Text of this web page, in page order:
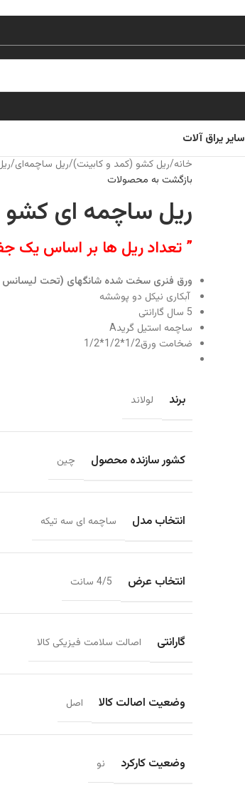
سایر یراق آلات
خانه/ریل کشو (کمد و کابینت)/ریل ساچمه‌ای/
بازگشت به محصولات
ریل ساچمه ای کشو
” تعداد ریل ها بر اساس یک
ورق فنری سخت شده شانگهای (تحت لیسانس
آبکاری نیکل دو پوششه
5 سال گارانتی
ساچمه استیل گریدA
ضخامت ورق1/2*1/2*1/2
برند لولاند
کشور سازنده محصول چین
انتخاب مدل ساچمه ای سه تیکه
انتخاب عرض 4/5 سانت
گارانتی اصالت سلامت فیزیکی کالا
وضعیت اصالت کالا اصل
وضعیت کارکرد نو